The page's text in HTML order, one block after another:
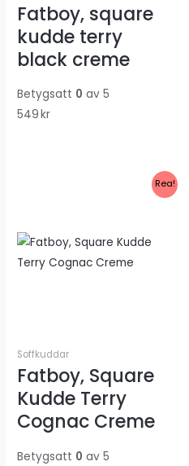
Fatboy, square
kudde terry
black creme
Betygsatt 0 av 5
549kr
Rea!
Soffkuddar
Fatboy, Square
Kudde Terry
Cognac Creme
Betygsatt 0 av 5